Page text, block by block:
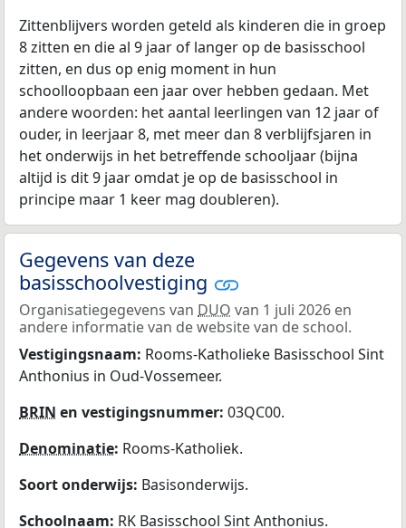
Zittenblijvers worden geteld als kinderen die in groep
8 zitten en die al 9 jaar of langer op de basisschool
zitten, en dus op enig moment in hun
schoolloopbaan een jaar over hebben gedaan. Met
andere woorden: het aantal leerlingen van 12 jaar of
ouder, in leerjaar 8, met meer dan 8 verblijfsjaren in
het onderwijs in het betreffende schooljaar (bijna
altijd is dit 9 jaar omdat je op de basisschool in
principe maar 1 keer mag doubleren).
Gegevens van deze
basisschoolvestiging
Organisatiegegevens van DUO van 1 juli 2026 en
andere informatie van de website van de school.
Vestigingsnaam: Rooms-Katholieke Basisschool Sint
Anthonius in Oud-Vossemeer.
BRIN en vestigingsnummer: 03QC00.
Denominatie: Rooms-Katholiek.
Soort onderwijs: Basisonderwijs.
Schoolnaam: RK Basisschool Sint Anthonius.